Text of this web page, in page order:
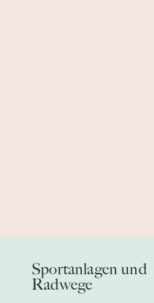
Sportanlagen und
Radwege